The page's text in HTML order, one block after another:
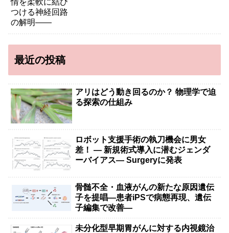
最近の投稿
アリはどう動き回るのか？ 物理学で迫
る探索の仕組み
ロボット支援手術の執刀機会に男女
差！ — 新規術式導入に潜むジェンダ
ーバイアス— Surgeryに発表
骨髄不全・血液がんの新たな原因遺伝
子を提唱―患者iPSで病態再現、遺伝
子編集で改善―
未分化型早期胃がんに対する内視鏡治